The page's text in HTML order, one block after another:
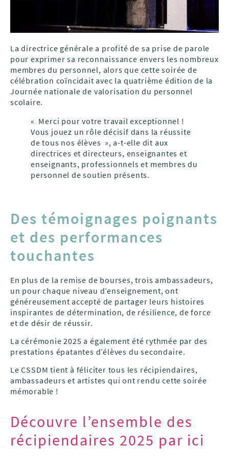
La directrice générale a profité de sa prise de parole
pour exprimer sa reconnaissance envers les nombreux
membres du personnel, alors que cette soirée de
célébration coïncidait avec la quatrième édition de la
Journée nationale de valorisation du personnel
scolaire.
« Merci pour votre travail exceptionnel !
Vous jouez un rôle décisif dans la réussite
de tous nos élèves », a-t-elle dit aux
directrices et directeurs, enseignantes et
enseignants, professionnels et membres du
personnel de soutien présents.
Des témoignages poignants
et des performances
touchantes
En plus de la remise de bourses, trois ambassadeurs,
un pour chaque niveau d’enseignement, ont
généreusement accepté de partager leurs histoires
inspirantes de détermination, de résilience, de force
et de désir de réussir.
La cérémonie 2025 a également été rythmée par des
prestations épatantes d’élèves du secondaire.
Le CSSDM tient à féliciter tous les récipiendaires,
ambassadeurs et artistes qui ont rendu cette soirée
mémorable !
Découvre l’ensemble des
récipiendaires 2025 par ici